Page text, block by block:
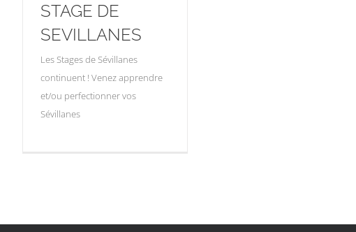
STAGE DE
SEVILLANES
Les Stages de Sévillanes
continuent ! Venez apprendre
et/ou perfectionner vos
Sévillanes